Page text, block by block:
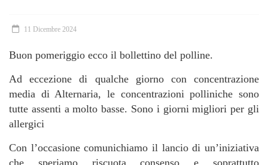
11 Dicembre 2024
Buon pomeriggio ecco il bollettino del polline.
Ad eccezione di qualche giorno con concentrazione
media di Alternaria, le concentrazioni polliniche sono
tutte assenti a molto basse. Sono i giorni migliori per gli
allergici
Con l’occasione comunichiamo il lancio di un’iniziativa
che speriamo riscuota consenso e soprattutto